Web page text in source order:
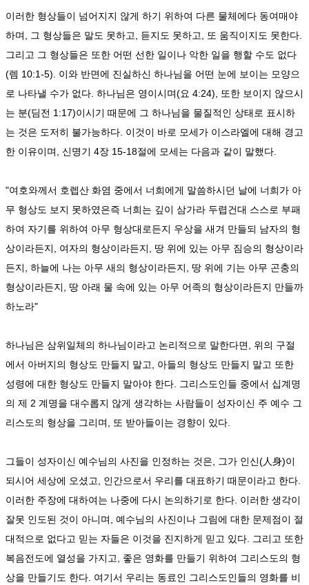
이러한 형상들이 넘어지지 않게 하기 위하여 다른 물체에다 동여매야
하며, 그 형상들은 말도 못하고, 듣지도 못하고, 또 움직이지도 못한다.
그리고 그 형상들은 또한 어떤 선한 일이나 악한 일을 행할 수도 없다
(렘 10:1-5). 이와 반면에 진실하신 하나님을 어떤 눈에 보이는 모양으
로 나타낼 수가 없다. 하나님은 영이시며(요 4:24), 또한 보이지 않으시
는 분(딤전 1:17)이시기 때문에 그 하나님을 물질적인 상태로 표시하
는 것은 도저히 불가능하다. 이것이 바로 모세가 이스라엘에 대해 경고
한 이유이며, 신명기 4장 15-18절에 모세는 다음과 같이 말했다.
"여호와께서 호렙산 화염 중에서 너희에게 말씀하시던 날에 너희가 아
무 형상도 보지 못하였은즉 너희는 깊이 삼가라 두렵건대 스스로 부패
하여 자기를 위하여 아무 형상대로든지 우상을 새겨 만들되 남자의 형
상이라든지, 여자의 형상이라든지, 땅 위에 있는 아무 짐승의 형상이라
든지, 하늘에 나는 아무 새의 형상이라든지, 땅 위에 기는 아무 곤충의
형상이라든지, 땅 아래 물 속에 있는 아무 어족의 형상이라든지 만들까
하노라"
하나님은 삼위일체의 하나님이라고 논리적으로 말한다면, 위의 구절
에서 아버지의 형상도 만들지 말고, 아들의 형상도 만들지 말고 또한
성령에 대한 형상도 만들지 말아야 한다. 그리스도인들 중에서 십계명
의 제 2 계명을 대수롭지 않게 생각하는 사람들이 성자이신 주 예수 그
리스도의 형상을 그리며, 또 받아들이는 경향이 있다.
그들이 성자이신 예수님의 사진을 인정하는 것은, 그가 인신(人身)이
되시어 세상에 오셨고, 인간으로서 우리를 대표하기 때문이라고 한다.
이러한 주장에 대하여는 나중에 다시 논의하기로 한다. 이러한 생각이
잘못 인도된 것이 아니며, 예수님의 사진이나 그림에 대한 문제점이 절
대적으로 없다고 믿는 자들은 이것을 진지하게 믿고 있다. 그리고 또한
복음전도에 열성을 가지고, 좋은 영화를 만들기 위하여 그리스도의 형
상을 만들기도 한다. 여기서 우리는 동료인 그리스도인들의 영화를 비